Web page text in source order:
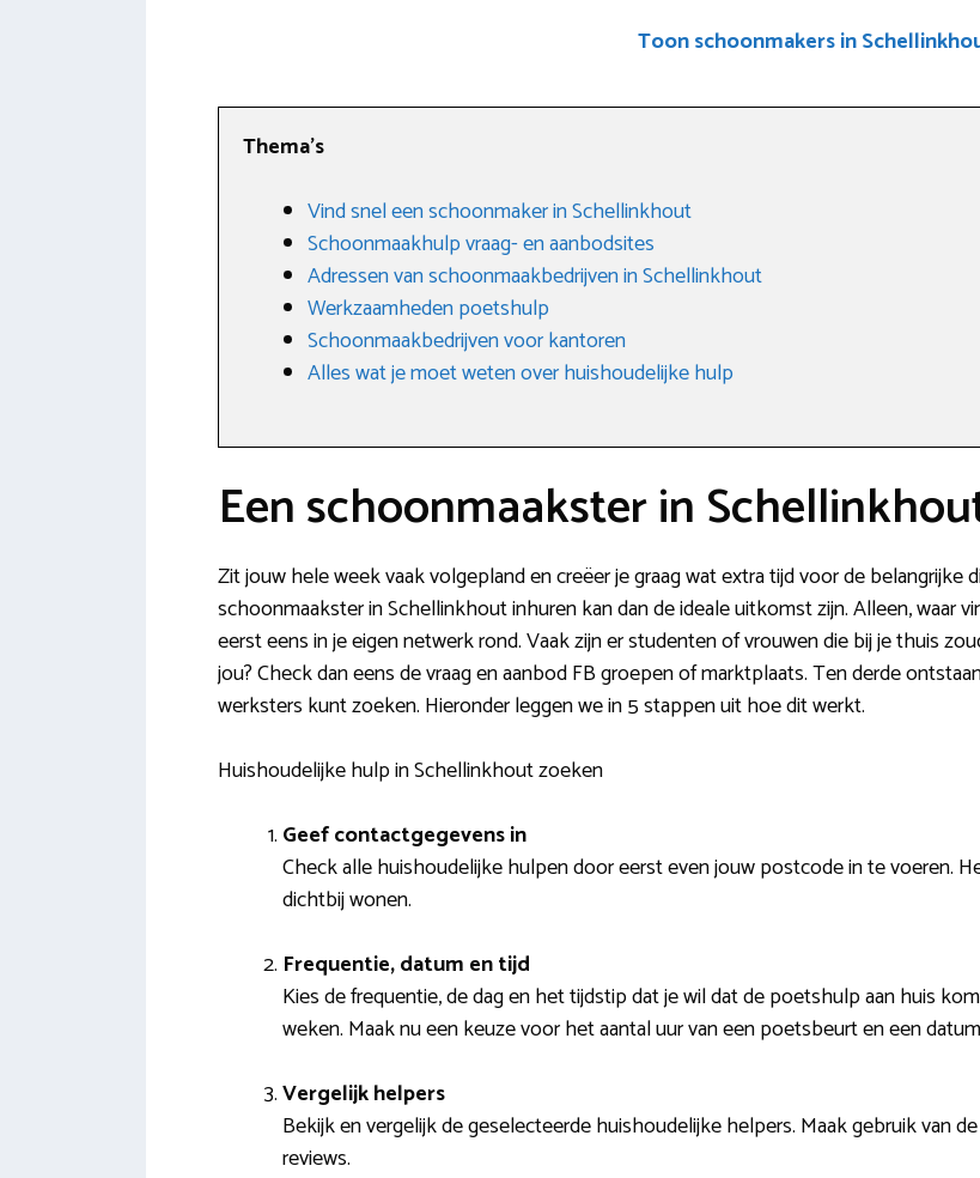
Toon schoonmakers in
Thema’s
Vind snel een schoonmaker in Schellinkhout
Schoonmaakhulp vraag- en aanbodsites
Adressen van schoonmaakbedrijven in Schellinkhout
Werkzaamheden poetshulp
Schoonmaakbedrijven voor kantoren
Alles wat je moet weten over huishoudelijke hulp
Een schoonmaakster in
Zit jouw hele week vaak volgepland en creëer je graag wat extra tijd voor de belangrijke
schoonmaakster in Schellinkhout inhuren kan dan de ideale uitkomst zijn. Alleen, waar
eerst eens in je eigen netwerk rond. Vaak zijn er studenten of vrouwen die bij je thuis
jou? Check dan eens de vraag en aanbod FB groepen of marktplaats. Ten derde
werksters kunt zoeken. Hieronder leggen we in 5 stappen uit hoe dit werkt.
Huishoudelijke hulp in Schellinkhout zoeken
Geef contactgegevens in
Check alle huishoudelijke hulpen door eerst even jouw postcode in te voeren.
dichtbij wonen.
Frequentie, datum en tijd
Kies de frequentie, de dag en het tijdstip dat je wil dat de poetshulp aan huis
weken. Maak nu een keuze voor het aantal uur van een poetsbeurt en een
Vergelijk helpers
Bekijk en vergelijk de geselecteerde huishoudelijke helpers. Maak gebruik van
reviews.